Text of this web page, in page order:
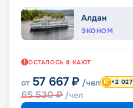
Алдан
ЭКОНОМ
ОСТАЛОСЬ 8 КАЮТ
от 57 667 ₽ /чел
65 530₽ /чел
+2 027